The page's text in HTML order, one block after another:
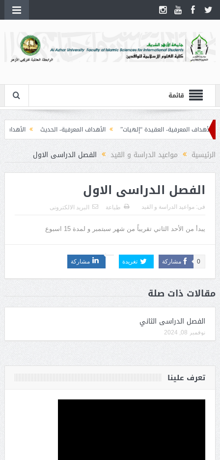
قائمة
الأهداف المعرفية- العقيدة “إلهيات” الأهداف المعرفية- الحديث الأهداف
الرئيسية مواعيد الدراسة و القيد الفصل الدراسى الاول
الفصل الدراسى الاول
فى: مواعيد الدراسة و القيد طباعة البريد الالكترونى
يبدأ من الأحد الثاني تقريباً من شهر سبتمبر و لمدة 15 اسبوع
مشاركة 0 تغريدة مشاركة
مقالات ذات صلة
الفصل الدراسى الثاني
نوفمبر 08, 2024
تعرف علينا